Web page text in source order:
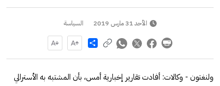
الأحد 31 مارس 2019 السياسة
Share
ولنغتون - وكالات: أفادت تقارير إخبارية أمس، بأن المشتبه به الأسترالي